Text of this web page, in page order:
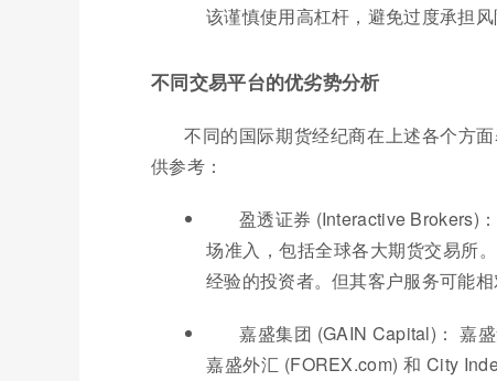
该谨慎使用高杠杆，避免过度承担风
不同交易平台的优劣势分析
不同的国际期货经纪商在上述各个方
供参考：
盈透证券 (Interactive Brokers)
场准入，包括全球各大期货交易所
经验的投资者。但其客户服务可能相
嘉盛集团 (GAIN Capital)： 嘉
嘉盛外汇 (FOREX.com) 和 City